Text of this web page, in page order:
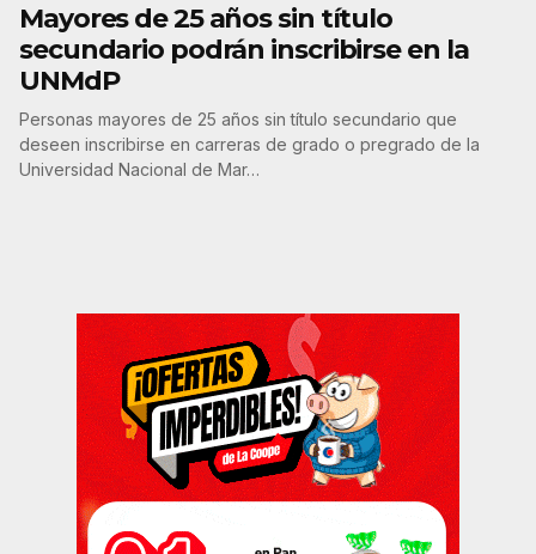
Mayores de 25 años sin título
secundario podrán inscribirse en la
UNMdP
Personas mayores de 25 años sin título secundario que
deseen inscribirse en carreras de grado o pregrado de la
Universidad Nacional de Mar…